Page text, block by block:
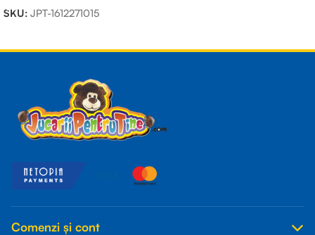
SKU: JPT-1612271015
Comenzi și cont